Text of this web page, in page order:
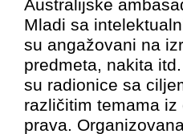
Australijske
Mladi sa
su angažovani na
predmeta, nakita
su radionice sa
različitim temama
prava.